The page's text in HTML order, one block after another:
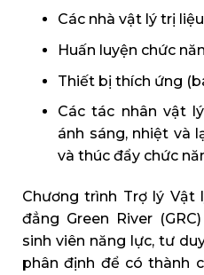
Các nhà vật lý trị
Huấn luyện chức
Thiết bị thích ứng
Các tác nhân vật
ánh sáng, nhiệt và
và thúc đẩy chức
Chương trình Trợ lý Vật
đẳng Green River
sinh viên năng lực, tư
phân định để có thành